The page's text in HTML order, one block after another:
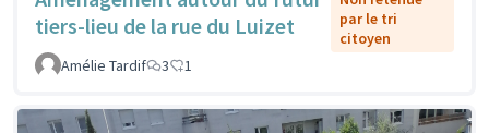
tiers-lieu de la rue du Luizet
par le tri
citoyen
Amélie Tardif
3 1